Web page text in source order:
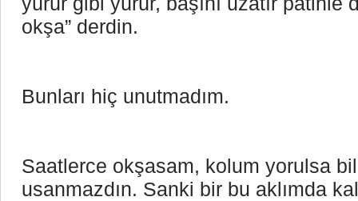
okşa” derdin.
Bunları hiç unutmadım.
Saatlerce okşasam, kolum yorulsa
usanmazdın. Sanki bir bu aklımda